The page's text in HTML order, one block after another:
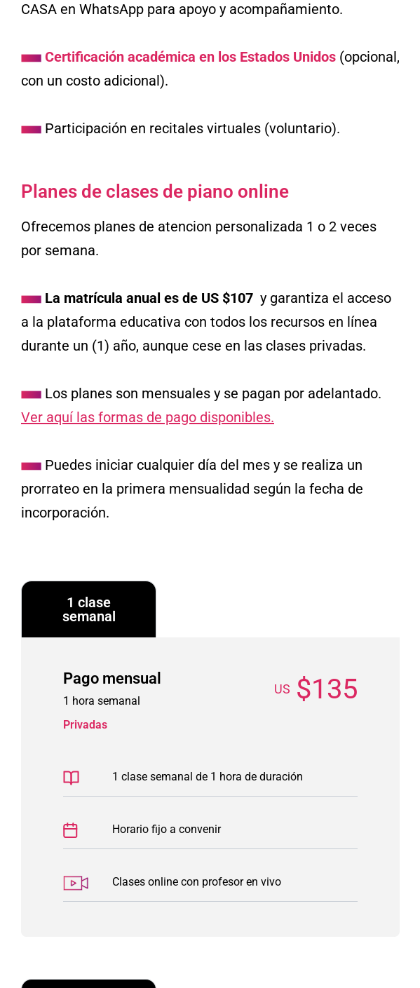
CASA en WhatsApp para apoyo y acompañamiento.
Certificación académica en los Estados Unidos (opcional,
con un costo adicional).
Participación en recitales virtuales (voluntario).
Planes de clases de piano online
Ofrecemos planes de atencion personalizada 1 o 2 veces
por semana.
La matrícula anual es de US $107 y garantiza el acceso
a la plataforma educativa con todos los recursos en línea
durante un (1) año, aunque cese en las clases privadas.
Los planes son mensuales y se pagan por adelantado.
Ver aquí las formas de pago disponibles.
Puedes iniciar cualquier día del mes y se realiza un
prorrateo en la primera mensualidad según la fecha de
incorporación.
1 clase
semanal
Pago mensual
1 hora semanal
Privadas
US $135
1 clase semanal de 1 hora de duración
Horario fijo a convenir
Clases online con profesor en vivo
aburridas,
interesan realmente en el progreso y la interioridad
de sus alumnos. Sin duda, para nosotros es la
Diose, mamá de
Isabel | 10 años